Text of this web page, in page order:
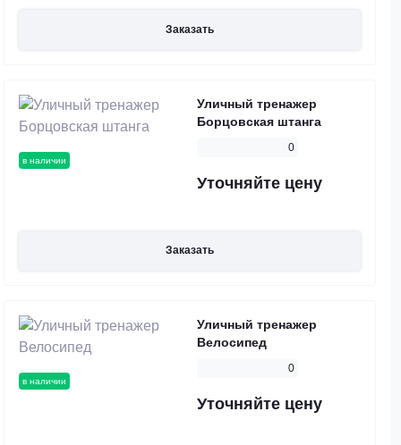
Заказать
в наличии
Уличный тренажер
Борцовская штанга
0
Уточняйте цену
Заказать
в наличии
Уличный тренажер
Велосипед
0
Уточняйте цену